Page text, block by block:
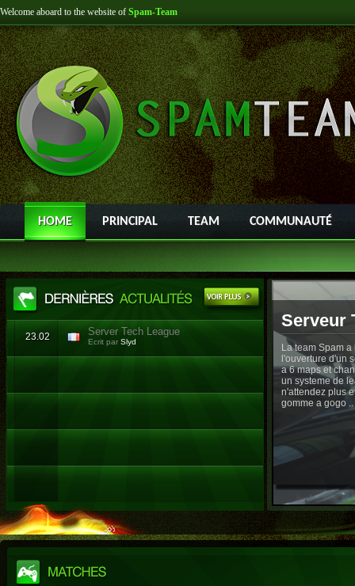
Welcome aboard to the website of Spam-Team
HOME PRINCIPAL TEAM COMMUNAUTÉ
23.02 Server Tech League
Ecrit par Slyd
Serveur
La team Spam
l'ouverture d'un
a 6 maps et
un systeme de
n'attendez plus
gomme a gogo ..